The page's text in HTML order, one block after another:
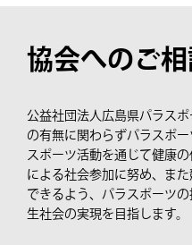
協会へのご
公益社団法人広島県パラス
の有無に関わらずパラスポ
スポーツ活動を通じて健康
による社会参加に努め、ま
できるよう、パラスポーツ
生社会の実現を目指します。